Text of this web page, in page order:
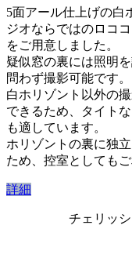
5面アール仕上げの白
ジオならではのロコ
をご用意しました。
疑似窓の裏には照明
問わず撮影可能です。
白ホリゾント以外の
できるため、タイト
も適しています。
ホリゾントの裏に独
ため、控室としても
詳細
チェリッ